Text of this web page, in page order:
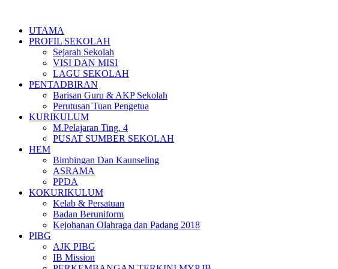
contentUTAMA
PROFIL SEKOLAH
Sejarah Sekolah
VISI DAN MISI
LAGU SEKOLAH
PENTADBIRAN
Barisan Guru & AKP Sekolah
Perutusan Tuan Pengetua
KURIKULUM
M.Pelajaran Ting. 4
PUSAT SUMBER SEKOLAH
HEM
Bimbingan Dan Kaunseling
ASRAMA
PPDA
KOKURIKULUM
Kelab & Persatuan
Badan Beruniform
Kejohanan Olahraga dan Padang 2018
PIBG
AJK PIBG
IB Mission